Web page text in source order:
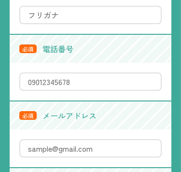
必須 電話番号
必須 メールアドレス